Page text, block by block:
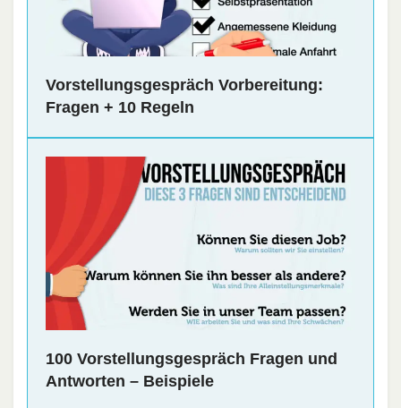
Vorstellungsgespräch Vorbereitung:
Fragen + 10 Regeln
100 Vorstellungsgespräch Fragen und
Antworten – Beispiele